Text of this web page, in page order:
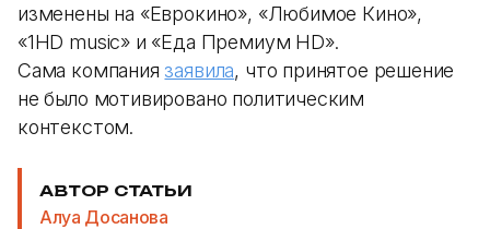
изменены на «Еврокино», «Любимое Кино»,
«1HD music» и «Еда Премиум HD».
Сама компания заявила, что принятое решение
не было мотивировано политическим
контекстом.
АВТОР СТАТЬИ
Алуа Досанова